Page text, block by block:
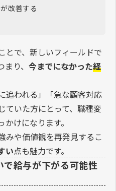
改善する
とで、新しいフィールドで
り、 今までになかった経
追われる」「急な顧客対応
ていた方にとって、職種変
けになります。
みや価値観を再発見するこ
い点も魅力です。
給与が下がる可能性